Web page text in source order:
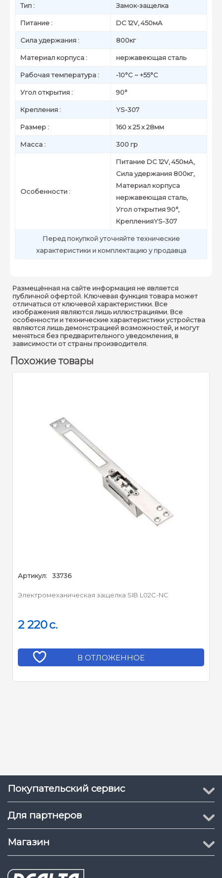
Тип : Замок-защелка
Питание : DC 12V, 450мА
Сила удержания : 800кг
Материал корпуса : нержавеющая сталь
Рабочая температура : -10°C ~ +55°C
Угол открытия : 90°
Крепления : YS-307
Размер : 160 x 25 x 28мм
Масса : 300 гр
Особенности :
Питание DC 12V, 450мА,
Сила удержания 800кг,
Материал корпуса
нержавеющая сталь,
Угол открытия 90°,
КрепленияYS-307
Перед покупкой уточняйте технические
характеристики и комплектацию у продавца
Размещённая на сайте информация не является
публичной офертой. Ключевая функция товара может
отличаться от ключевой характеристики. Все
изображения являются лишь иллюстрациями. Все
особенности и технические характеристики устройства
являются лишь демонстрацией возможностей, и могут
меняться без предварительного уведомления, в
зависимости от страны производителя.
Похожие товары
Артикул: 33736
Электромеханическая защелка SIB L02C-NC
2 220c.
В ОТЛОЖЕННОЕ
Покупательский сервис
Для партнеров
Магазин